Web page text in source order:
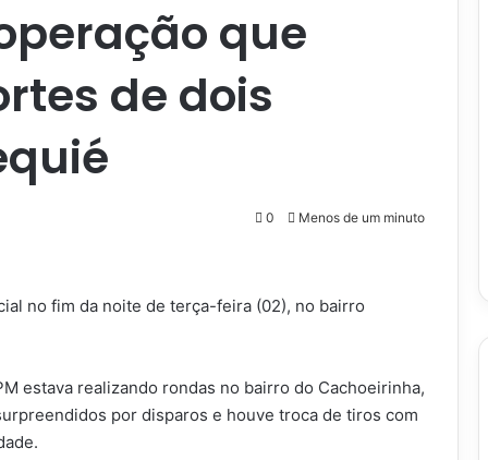
que
de dois
0 Menos de um minuto
no fim da noite de terça-feira (02), no bairro
estava realizando rondas no bairro do Cachoeirinha,
por disparos e houve troca de tiros com